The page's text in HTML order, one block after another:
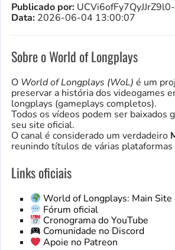
Publicado por:
Data: 2026-06-04 13:00:07
Sobre o World of Longplays
O World of Longplays (WoL) é um
preservar a história dos videogames
longplays (gameplays completos).
Todos os vídeos podem ser baixados
seu site oficial.
O canal é considerado um verdadeiro
reunindo títulos de várias plataformas
Links oficiais
World of Longplays: Main Site
Fórum oficial
Cronograma do YouTube
Comunidade no Discord
Apoie no Patreon